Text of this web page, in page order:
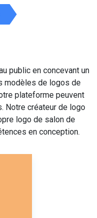
public en concevant un
modèles de logos de
plateforme peuvent
Notre créateur de logo
logo de salon de
en conception.